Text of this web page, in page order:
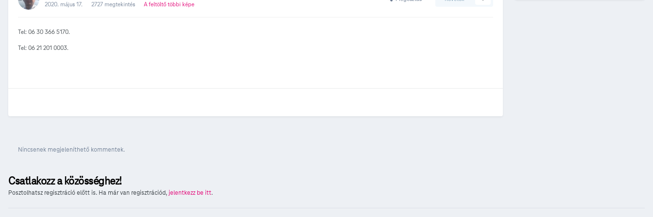
2020. május 17. 2727 megtekintés A feltöltő többi képe
Tel: 06 30 366 5170.
Tel: 06 21 201 0003.
Nincsenek megjeleníthető kommentek.
Csatlakozz a közösséghez!
Posztolhatsz regisztráció előtt is. Ha már van regisztrációd, jelentkezz be itt.